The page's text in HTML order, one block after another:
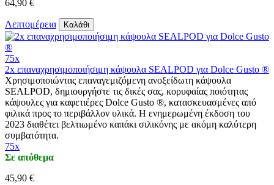
64,90 €
Λεπτομέρεια Καλάθι
75x
2x επαναχρησιμοποιήσιμη κάψουλα SEALPOD για Dolce Gusto ®
Χρησιμοποιώντας επαναγεμιζόμενη ανοξείδωτη κάψουλα
SEALPOD, δημιουργήστε τις δικές σας, κορυφαίας ποιότητας
κάψουλες για καφετιέρες Dolce Gusto ®, κατασκευασμένες από
φιλικά προς το περιβάλλον υλικά. Η ενημερωμένη έκδοση του
2023 διαθέτει βελτιωμένο καπάκι σιλικόνης με ακόμη καλύτερη
συμβατότητα.
75x
Σε απόθεμα
45,90 €